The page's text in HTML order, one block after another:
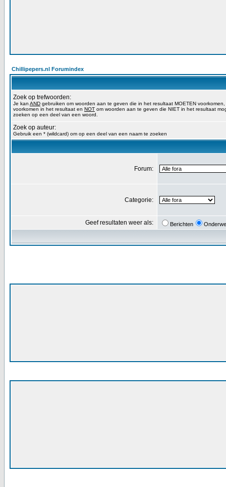
Chillipepers.nl Forumindex
Zoek op trefwoorden:
Je kan AND gebruiken om woorden aan te geven die in het resultaat MOETEN voorkomen,
voorkomen in het resultaat en NOT om woorden aan te geven die NIET in het resultaat
zoeken op een deel van een woord.
Zoek op auteur:
Gebruik een * (wildcard) om op een deel van een naam te zoeken
Forum:
Categorie:
Geef resultaten weer als: Berichten